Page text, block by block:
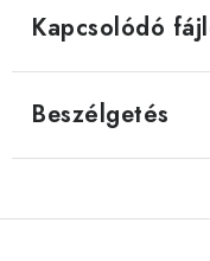
Kapcsolódó
Beszélgetés